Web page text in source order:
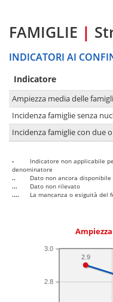
FAMIGLIE |
INDICATORI AI
Indicatore
Ampiezza media delle
Incidenza famiglie senza
Incidenza famiglie con due
-
Indicatore non applicabile
denominatore
..
Dato non ancora disponibile
...
Dato non rilevato
....
La mancanza o esiguità del
2.8
3.0
2.9